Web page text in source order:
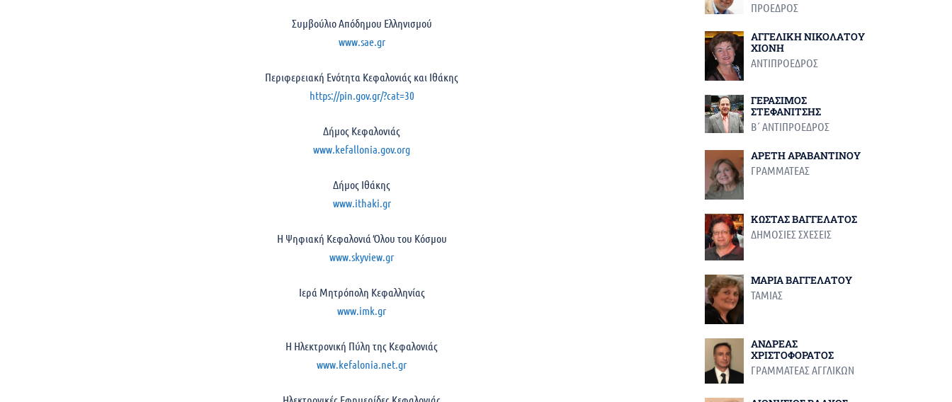
Συμβούλιο Απόδημου Ελληνισμού
www.sae.gr
Περιφερειακή Ενότητα Κεφαλονιάς και Ιθάκης
https://pin.gov.gr/?cat=30
Δήμος Κεφαλονιάς
www.kefallonia.gov.org
Δήμος Ιθάκης
www.ithaki.gr
H Ψηφιακή Κεφαλονιά Όλου του Κόσμου
www.skyview.gr
Ιερά Μητρόπολη Κεφαλληνίας
www.imk.gr
Η Ηλεκτρονική Πύλη της Κεφαλονιάς
www.kefalonia.net.gr
ΠΡΟΕΔΡΟΣ
ΑΓΓΕΛΙΚΗ ΝΙΚΟΛΑΤΟΥ
ΧΙΟΝΗ
ΑΝΤΙΠΡΟΕΔΡΟΣ
ΓΕΡΑΣΙΜΟΣ
ΣΤΕΦΑΝΙΤΣΗΣ
Β΄ ΑΝΤΙΠΡΟΕΔΡΟΣ
ΑΡΕΤΗ ΑΡΑΒΑΝΤΙΝΟΥ
ΓΡΑΜΜΑΤΕΑΣ
ΚΩΣΤΑΣ ΒΑΓΓΕΛΑΤΟΣ
ΔΗΜΟΣΙΕΣ ΣΧΕΣΕΙΣ
ΜΑΡΙΑ ΒΑΓΓΕΛΑΤΟΥ
ΤΑΜΙΑΣ
ΑΝΔΡΕΑΣ
ΧΡΙΣΤΟΦΟΡΑΤΟΣ
ΓΡΑΜΜΑΤΕΑΣ ΑΓΓΛΙΚΩΝ